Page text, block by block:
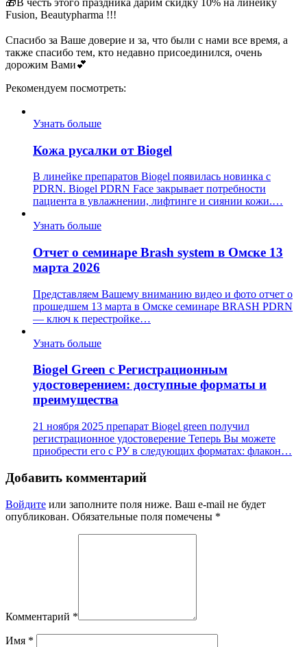
Fusion, Beautypharma !!!
Спасибо за Ваше доверие и за, что были с нами все время, а
также спасибо тем, кто недавно присоединился, очень
дорожим Вами💕
Рекомендуем посмотреть:
Узнать больше
Кожа русалки от Biogel
В линейке препаратов Biogel появилась новинка с
PDRN. Biogel PDRN Face закрывает потребности
пациента в увлажнении, лифтинге и сиянии кожи.…
Узнать больше
Отчет о семинаре Brash system в Омске 13
марта 2026
Представляем Вашему вниманию видео и фото отчет о
прошедшем 13 марта в Омске семинаре BRASH PDRN
— ключ к перестройке…
Узнать больше
Biogel Green с Регистрационным
удостоверением: доступные форматы и
преимущества
21 ноября 2025 препарат Biogel green получил
регистрационное удостоверение Теперь Вы можете
приобрести его с РУ в следующих форматах: флакон…
Добавить комментарий
Войдите или заполните поля ниже. Ваш e-mail не будет
опубликован. Обязательные поля помечены *
Комментарий *
Имя *